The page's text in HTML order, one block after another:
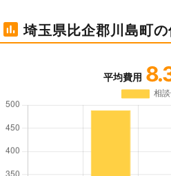
埼玉県比企郡川島町
平均費用